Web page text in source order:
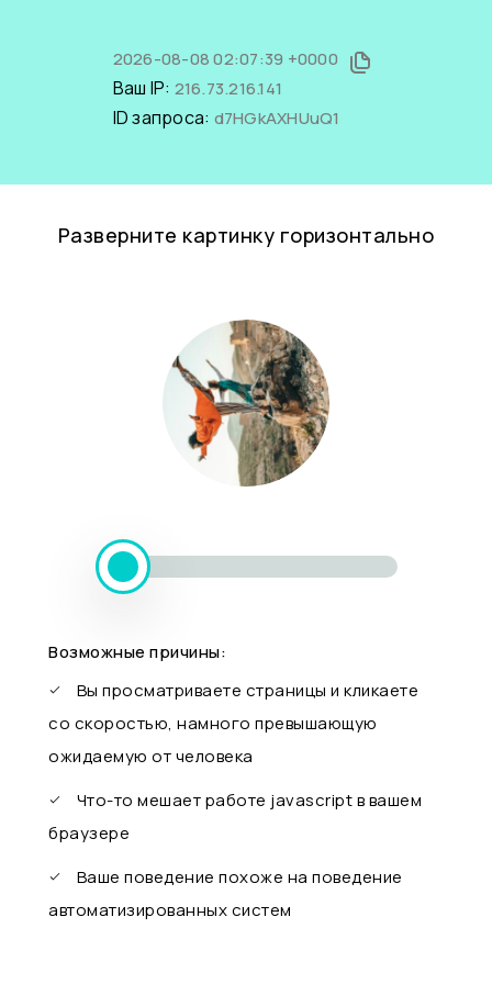
2026-08-08 02:07:39 +0000
Ваш IP: 216.73.216.141
ID запроса: d7HGkAXHUuQ1
Разверните картинку горизонтально
Возможные причины:
Вы просматриваете страницы и кликаете
со скоростью, намного превышающую
ожидаемую от человека
Что-то мешает работе javascript в вашем
браузере
Ваше поведение похоже на поведение
автоматизированных систем